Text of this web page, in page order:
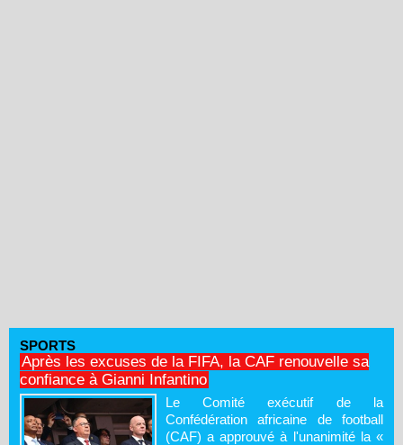
SPORTS
Après les excuses de la FIFA, la CAF renouvelle sa
confiance à Gianni Infantino
Le Comité exécutif de la
Confédération africaine de football
(CAF) a approuvé à l'unanimité la «